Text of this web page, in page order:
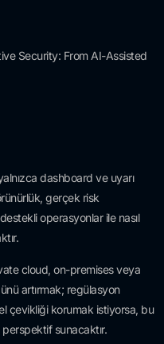
Security: From AI-Assisted
dashboard ve uyarı
gerçek risk
operasyonlar ile nasıl
cloud, on-premises veya
artırmak; regülasyon
çevikliği korumak istiyorsa, bu
sunacaktır.